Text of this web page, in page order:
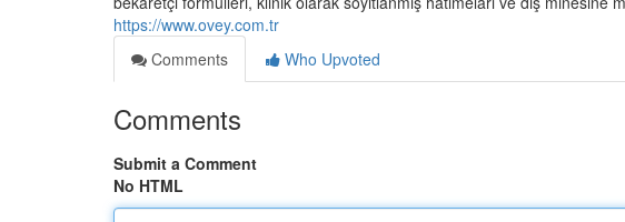
https://www.ovey.com.tr
Comments
Who Upvoted
Comments
Submit a Comment
No HTML